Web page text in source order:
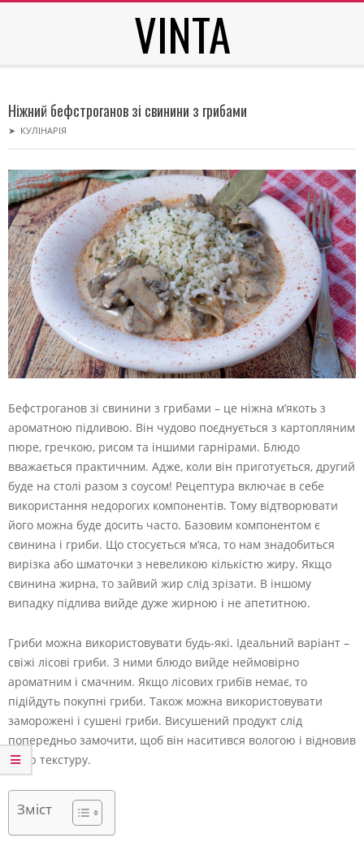
VINTA
Menu
Ніжний бефстроганов зі свинини з грибами
➤ КУЛІНАРІЯ
Бефстроганов зі свинини з грибами – це ніжна м’якоть з
ароматною підливою. Він чудово поєднується з картопляним
пюре, гречкою, рисом та іншими гарнірами. Блюдо
вважається практичним. Адже, коли він приготується, другий
буде на столі разом з соусом! Рецептура включає в себе
використання недорогих компонентів. Тому відтворювати
його можна буде досить часто. Базовим компонентом є
свинина і гриби. Що стосується м’яса, то нам знадобиться
вирізка або шматочки з невеликою кількістю жиру. Якщо
свинина жирна, то зайвий жир слід зрізати. В іншому
випадку підлива вийде дуже жирною і не апетитною.
Гриби можна використовувати будь-які. Ідеальний варіант –
свіжі лісові гриби. З ними блюдо вийде неймовірно
ароматним і смачним. Якщо лісових грибів немає, то
підійдуть покупні гриби. Також можна використовувати
заморожені і сушені гриби. Висушений продукт слід
попередньо замочити, щоб він наситився вологою і відновив
свою текстуру.
Зміст